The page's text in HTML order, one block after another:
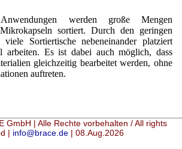
werden große Mengen
sortiert. Durch den geringen
viele Sortiertische nebeneinander platziert
arbeiten. Es ist dabei auch möglich, dass
gleichzeitig bearbeitet werden, ohne
auftreten.
GmbH | Alle Rechte vorbehalten / All rights
| info@brace.de | 08.Aug.2026